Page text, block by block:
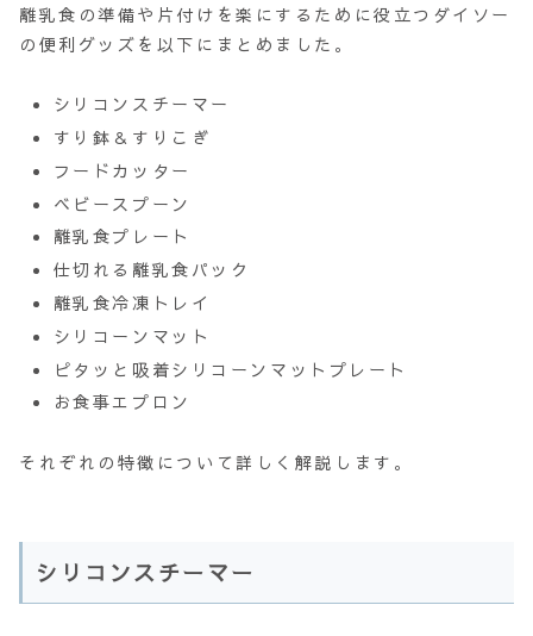
離乳食の準備や片付けを楽にするために役立つダイソー
の便利グッズを以下にまとめました。
シリコンスチーマー
すり鉢＆すりこぎ
フードカッター
ベビースプーン
離乳食プレート
仕切れる離乳食パック
離乳食冷凍トレイ
シリコーンマット
ピタッと吸着シリコーンマットプレート
お食事エプロン
それぞれの特徴について詳しく解説します。
シリコンスチーマー